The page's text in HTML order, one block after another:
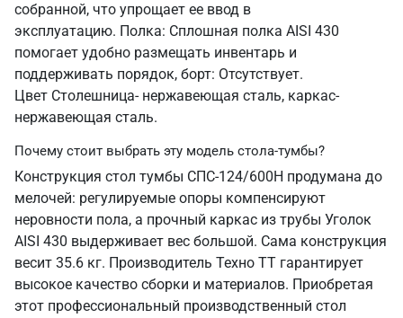
собранной, что упрощает ее ввод в
эксплуатацию. Полка: Сплошная полка AISI 430
помогает удобно размещать инвентарь и
поддерживать порядок, борт: Отсутствует.
Цвет Столешница- нержавеющая сталь, каркас-
нержавеющая сталь.
Почему стоит выбрать эту модель стола-тумбы?
Конструкция стол тумбы СПС-124/600Н продумана до
мелочей: регулируемые опоры компенсируют
неровности пола, а прочный каркас из трубы Уголок
AISI 430 выдерживает вес большой. Сама конструкция
весит 35.6 кг. Производитель Техно ТТ гарантирует
высокое качество сборки и материалов. Приобретая
этот профессиональный производственный стол